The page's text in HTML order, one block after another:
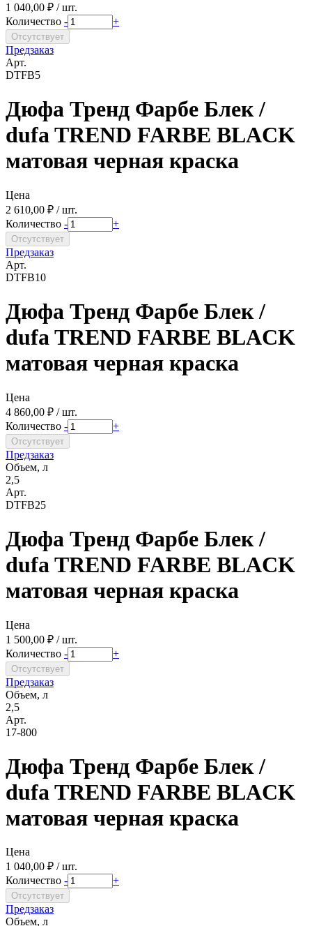
1 040,00 ₽ / шт.
Количество - +
Предзаказ
Арт.
DTFB5
Дюфа Тренд Фарбе Блек /
dufa TREND FARBE BLACK
матовая черная краска
Цена
2 610,00 ₽ / шт.
Количество - +
Предзаказ
Арт.
DTFB10
Дюфа Тренд Фарбе Блек /
dufa TREND FARBE BLACK
матовая черная краска
Цена
4 860,00 ₽ / шт.
Количество - +
Предзаказ
Объем, л
2,5
Арт.
DTFB25
Дюфа Тренд Фарбе Блек /
dufa TREND FARBE BLACK
матовая черная краска
Цена
1 500,00 ₽ / шт.
Количество - +
Предзаказ
Объем, л
2,5
Арт.
17-800
Дюфа Тренд Фарбе Блек /
dufa TREND FARBE BLACK
матовая черная краска
Цена
1 040,00 ₽ / шт.
Количество - +
Предзаказ
Объем, л